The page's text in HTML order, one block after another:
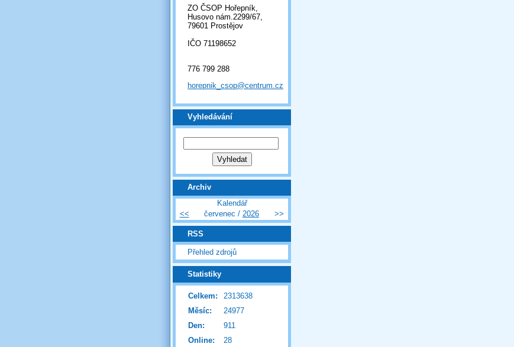
ZO ČSOP Hořepník,
Husovo nám.2299/67,
79601 Prostějov
IČO 71198652
776 799 288
horepnik_csop@centrum.cz
Vyhledávání
Archiv
Kalendář
<<
červenec / 2026 >>
RSS
Přehled zdrojů
Statistiky
Online: 28
Celkem:
2313638
Měsíc:
24977
Den:
911